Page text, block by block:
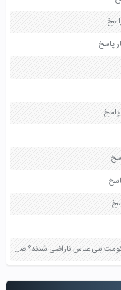
چرا ایرانیان بنی عباس را به قدرت رساندند؟ چرا مردم از حکومت بنی عباس ناراضی شدند؟ صفحه 101 مطالعات اجتماعی پنجم